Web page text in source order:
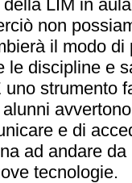
della LIM in
non
il modo
le discipline e
strumento
e di
ad andare
tecnologie.